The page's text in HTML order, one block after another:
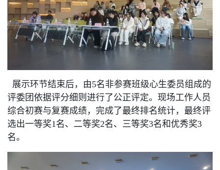
展示环节结束后，由5名非参赛班级心生委员组成的
评委团依据评分细则进行了公正评定。现场工作人员
综合初赛与复赛成绩，完成了最终排名统计，最终评
选出一等奖1名、二等奖2名、三等奖3名和优秀奖3
名。